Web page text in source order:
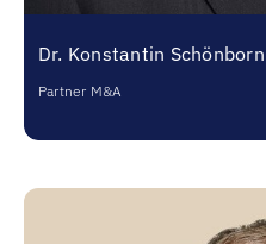
Dr. Konstantin Schönborn
Partner M&A